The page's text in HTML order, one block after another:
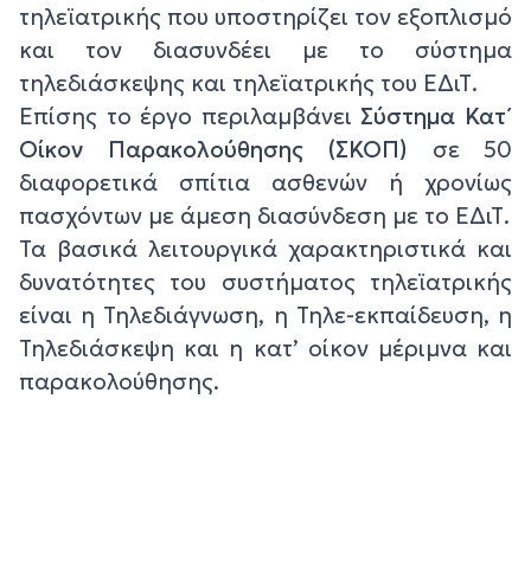
τηλεϊατρικής που υποστηρίζει τον εξοπλισμό
και τον διασυνδέει με το σύστημα
τηλεδιάσκεψης και τηλεϊατρικής του ΕΔιΤ.
Επίσης το έργο περιλαμβάνει Σύστημα Κατ΄
Οίκον Παρακολούθησης (ΣΚΟΠ) σε 50
διαφορετικά σπίτια ασθενών ή χρονίως
πασχόντων με άμεση διασύνδεση με το ΕΔιΤ.
Τα βασικά λειτουργικά χαρακτηριστικά και
δυνατότητες του συστήματος τηλεϊατρικής
είναι η Τηλεδιάγνωση, η Τηλε-εκπαίδευση, η
Τηλεδιάσκεψη και η κατ’ οίκον μέριμνα και
παρακολούθησης.